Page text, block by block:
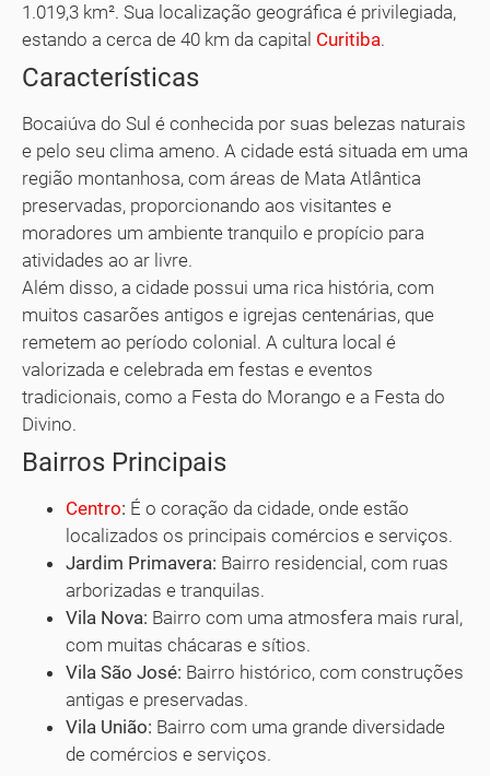
1.019,3 km². Sua localização geográfica é privilegiada,
estando a cerca de 40 km da capital Curitiba.
Características
Bocaiúva do Sul é conhecida por suas belezas naturais
e pelo seu clima ameno. A cidade está situada em uma
região montanhosa, com áreas de Mata Atlântica
preservadas, proporcionando aos visitantes e
moradores um ambiente tranquilo e propício para
atividades ao ar livre.
Além disso, a cidade possui uma rica história, com
muitos casarões antigos e igrejas centenárias, que
remetem ao período colonial. A cultura local é
valorizada e celebrada em festas e eventos
tradicionais, como a Festa do Morango e a Festa do
Divino.
Bairros Principais
Centro: É o coração da cidade, onde estão
localizados os principais comércios e serviços.
Jardim Primavera: Bairro residencial, com ruas
arborizadas e tranquilas.
Vila Nova: Bairro com uma atmosfera mais rural,
com muitas chácaras e sítios.
Vila São José: Bairro histórico, com construções
antigas e preservadas.
Vila União: Bairro com uma grande diversidade
de comércios e serviços.